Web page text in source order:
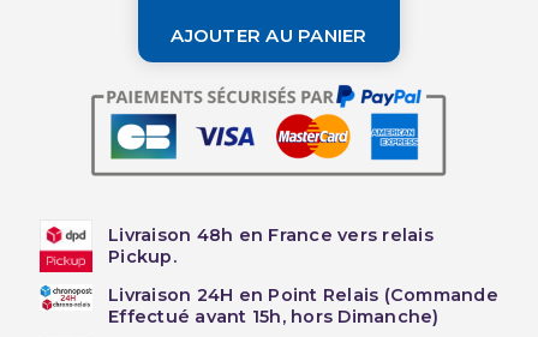
AJOUTER AU PANIER
Livraison 48h en France vers relais
Pickup.
Livraison 24H en Point Relais (Commande
Effectué avant 15h, hors Dimanche)